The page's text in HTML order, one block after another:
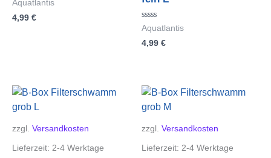
mit
0
Aquatlantis
4,99 €
Bewertet
mit
0
Aquatlantis
4,99 €
zzgl. Versandkosten
Lieferzeit: 2-4 Werktage
zzgl. Versandkosten
Lieferzeit: 2-4 Werktage